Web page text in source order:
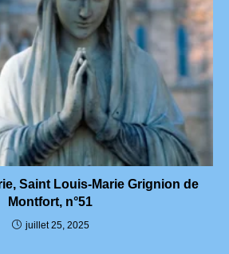
Saint Louis-Marie Grignion de
Montfort, n°51
juillet 25, 2025